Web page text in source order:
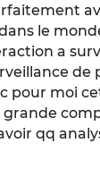
le
a
de
pour moi
qq